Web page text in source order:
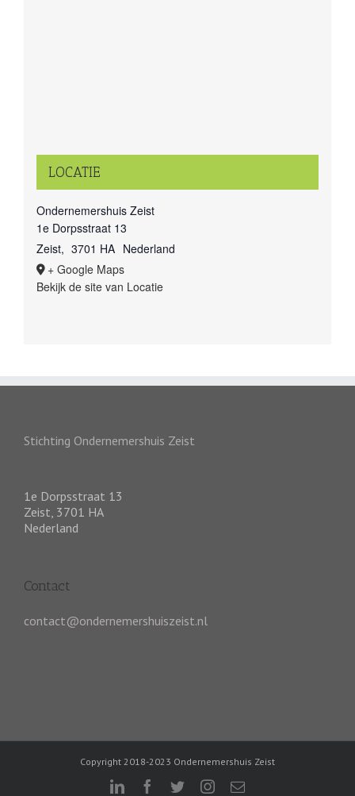
LOCATIE
Ondernemershuis Zeist
1e Dorpsstraat 13
Zeist, 3701 HA Nederland
+ Google Maps
Bekijk de site van Locatie
Stichting Ondernemershuis Zeist
1e Dorpsstraat 13
Zeist, 3701 HA
Nederland
Contact
contact@ondernemershuiszeist.nl
Copyright 2018-2023 Ondernemershuis Zeist
linkedinfacebook
twitterinstagram
E-